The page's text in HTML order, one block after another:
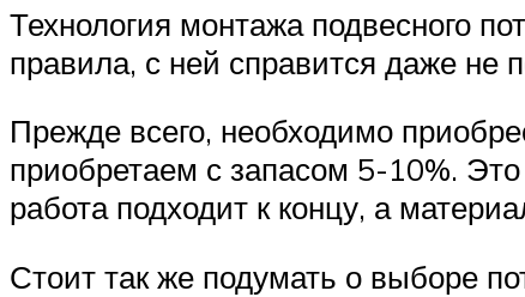
Технология монтажа подвесного
правила, с ней справится даже не
Прежде всего, необходимо
приобретаем с запасом 5-10%.
работа подходит к концу, а
Стоит так же подумать о выборе